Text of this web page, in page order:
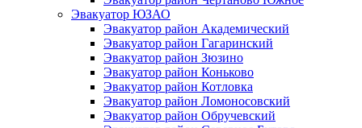
Эвакуатор ЮЗАО
Эвакуатор район Академический
Эвакуатор район Гагаринский
Эвакуатор район Зюзино
Эвакуатор район Коньково
Эвакуатор район Котловка
Эвакуатор район Ломоносовский
Эвакуатор район Обручевский